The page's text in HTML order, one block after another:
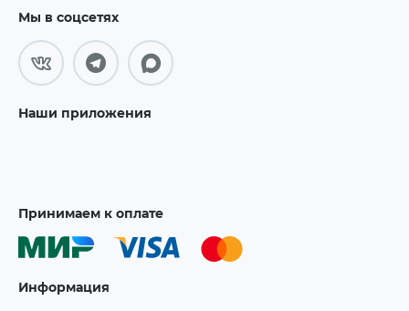
Мы в соцсетях
Наши приложения
Принимаем к оплате
Информация